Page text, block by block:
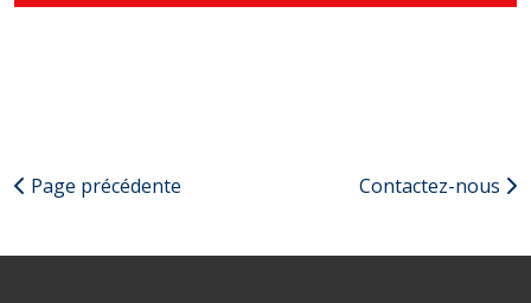
Page précédente Contactez-nous